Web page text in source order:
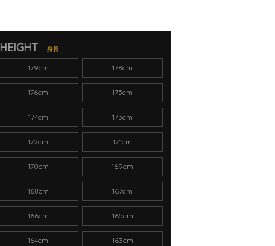
HEIGHT 身長
179cm 178cm
176cm 175cm
174cm 173cm
172cm 171cm
170cm 169cm
168cm 167cm
166cm 165cm
164cm 163cm